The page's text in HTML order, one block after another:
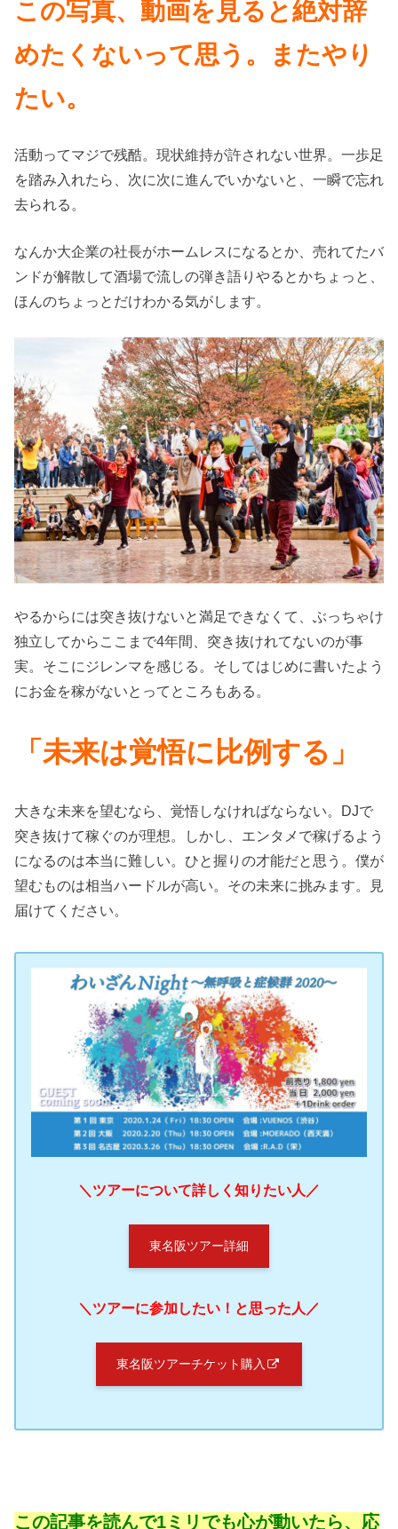
この写真、動画を見ると絶対辞
めたくないって思う。またやり
たい。
活動ってマジで残酷。現状維持が許されない世界。一歩足
を踏み入れたら、次に次に進んでいかないと、一瞬で忘れ
去られる。
なんか大企業の社長がホームレスになるとか、売れてたバ
ンドが解散して酒場で流しの弾き語りやるとかちょっと、
ほんのちょっとだけわかる気がします。
やるからには突き抜けないと満足できなくて、ぶっちゃけ
独立してからここまで4年間、突き抜けれてないのが事
実。そこにジレンマを感じる。そしてはじめに書いたよう
にお金を稼がないとってところもある。
「未来は覚悟に比例する」
大きな未来を望むなら、覚悟しなければならない。DJで
突き抜けて稼ぐのが理想。しかし、エンタメで稼げるよう
になるのは本当に難しい。ひと握りの才能だと思う。僕が
望むものは相当ハードルが高い。その未来に挑みます。見
届けてください。
＼ツアーについて詳しく知りたい人／
東名阪ツアー詳細
＼ツアーに参加したい！と思った人／
東名阪ツアーチケット購入
この記事を読んで1ミリでも心が動いたら、応